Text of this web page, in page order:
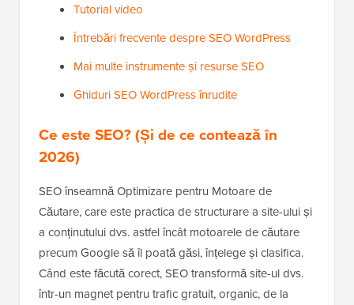
Tutorial video
Întrebări frecvente despre SEO WordPress
Mai multe instrumente și resurse SEO
Ghiduri SEO WordPress înrudite
Ce este SEO? (Și de ce contează în
2026)
SEO înseamnă Optimizare pentru Motoare de
Căutare, care este practica de structurare a site-ului și
a conținutului dvs. astfel încât motoarele de căutare
precum Google să îl poată găsi, înțelege și clasifica.
Când este făcută corect, SEO transformă site-ul dvs.
într-un magnet pentru trafic gratuit, organic, de la